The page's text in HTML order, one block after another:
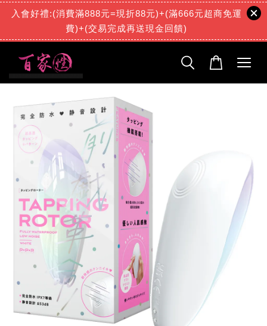
入會好禮:(消費滿888元=現折88元)+(滿666元超商免運
費)+(交易完成再送現金回饋)